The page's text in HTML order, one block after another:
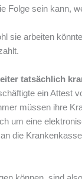
Folge sein kann,
sie arbeiten
tatsächlich
ein Attest
müssen ihre
um eine
die